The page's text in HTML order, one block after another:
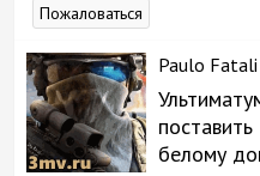
Пожаловаться
Paulo Fatali
белому